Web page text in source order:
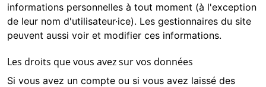
informations personnelles à tout moment (à l'exception
de leur nom d'utilisateur·ice). Les gestionnaires du site
peuvent aussi voir et modifier ces informations.
Les droits que vous avez sur vos données
Si vous avez un compte ou si vous avez laissé des